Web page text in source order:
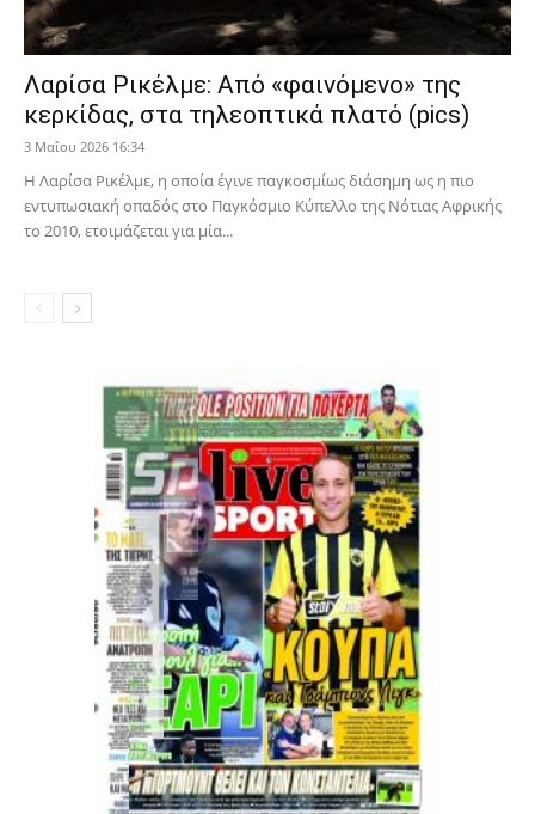
Λαρίσα Ρικέλμε: Από «φαινόμενο» της
κερκίδας, στα τηλεοπτικά πλατό (pics)
3 Μαΐου 2026 16:34
Η Λαρίσα Ρικέλμε, η οποία έγινε παγκοσμίως διάσημη ως η πιο
εντυπωσιακή οπαδός στο Παγκόσμιο Κύπελλο της Νότιας Αφρικής
το 2010, ετοιμάζεται για μία...